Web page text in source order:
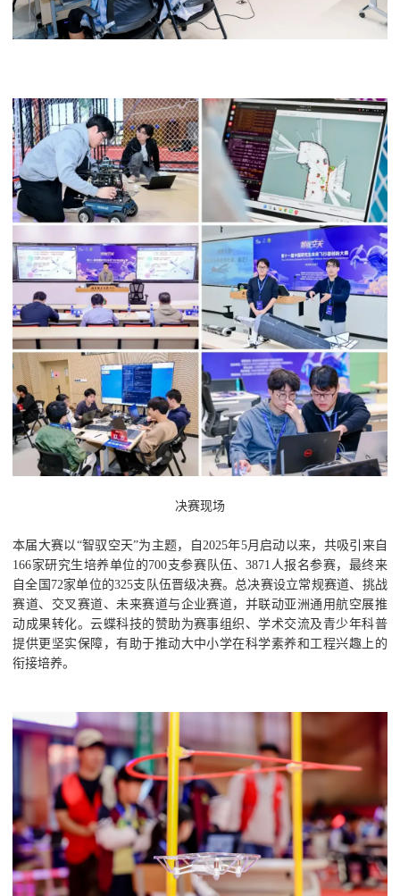
决赛现场
本届大赛以“智驭空天”为主题，自2025年5月启动以来，共吸引来自
166家研究生培养单位的700支参赛队伍、3871人报名参赛，最终来
自全国72家单位的325支队伍晋级决赛。总决赛设立常规赛道、挑战
赛道、交叉赛道、未来赛道与企业赛道，并联动亚洲通用航空展推
动成果转化。云蝶科技的赞助为赛事组织、学术交流及青少年科普
提供更坚实保障，有助于推动大中小学在科学素养和工程兴趣上的
衔接培养。